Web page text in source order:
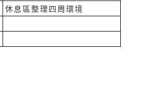
休息區整理四周環境